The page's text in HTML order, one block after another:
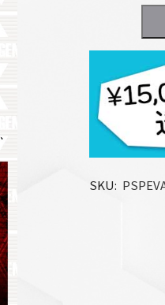
SKU